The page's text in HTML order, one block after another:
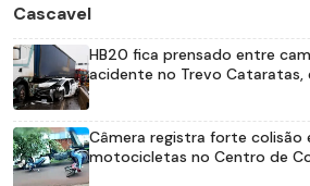
Cascavel
HB20 fica prensado entre
acidente no Trevo Cataratas,
Câmera registra forte colisão
motocicletas no Centro de